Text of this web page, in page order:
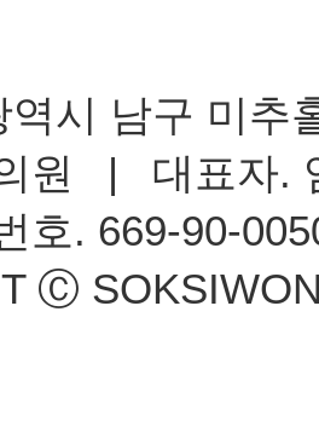
역시 남구 미
원 | 대표자.
호. 669-90-
Ⓒ